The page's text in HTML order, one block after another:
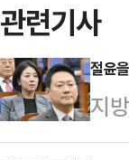
관련기사
절윤
지
다